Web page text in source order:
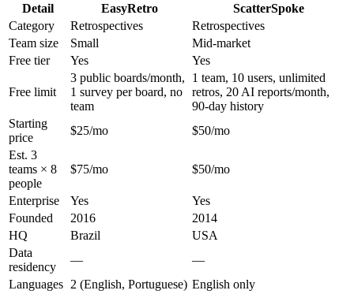
Detail
EasyRetro
ScatterSpoke
Category
Retrospectives
Retrospectives
Team size
Small
Mid-market
Free tier
Yes Yes
Free limit
3 public boards/month,
1 survey per board, no
team
1 team, 10 users, unlimited
retros, 20 AI reports/month,
90-day history
Starting
price
$25/mo
$50/mo
Est. 3
teams × 8
people
$75/mo $50/mo
Enterprise Yes
Yes
Founded
2016
2014
HQ
Brazil
USA
Data
residency
—
—
Languages 2 (English, Portuguese) English only